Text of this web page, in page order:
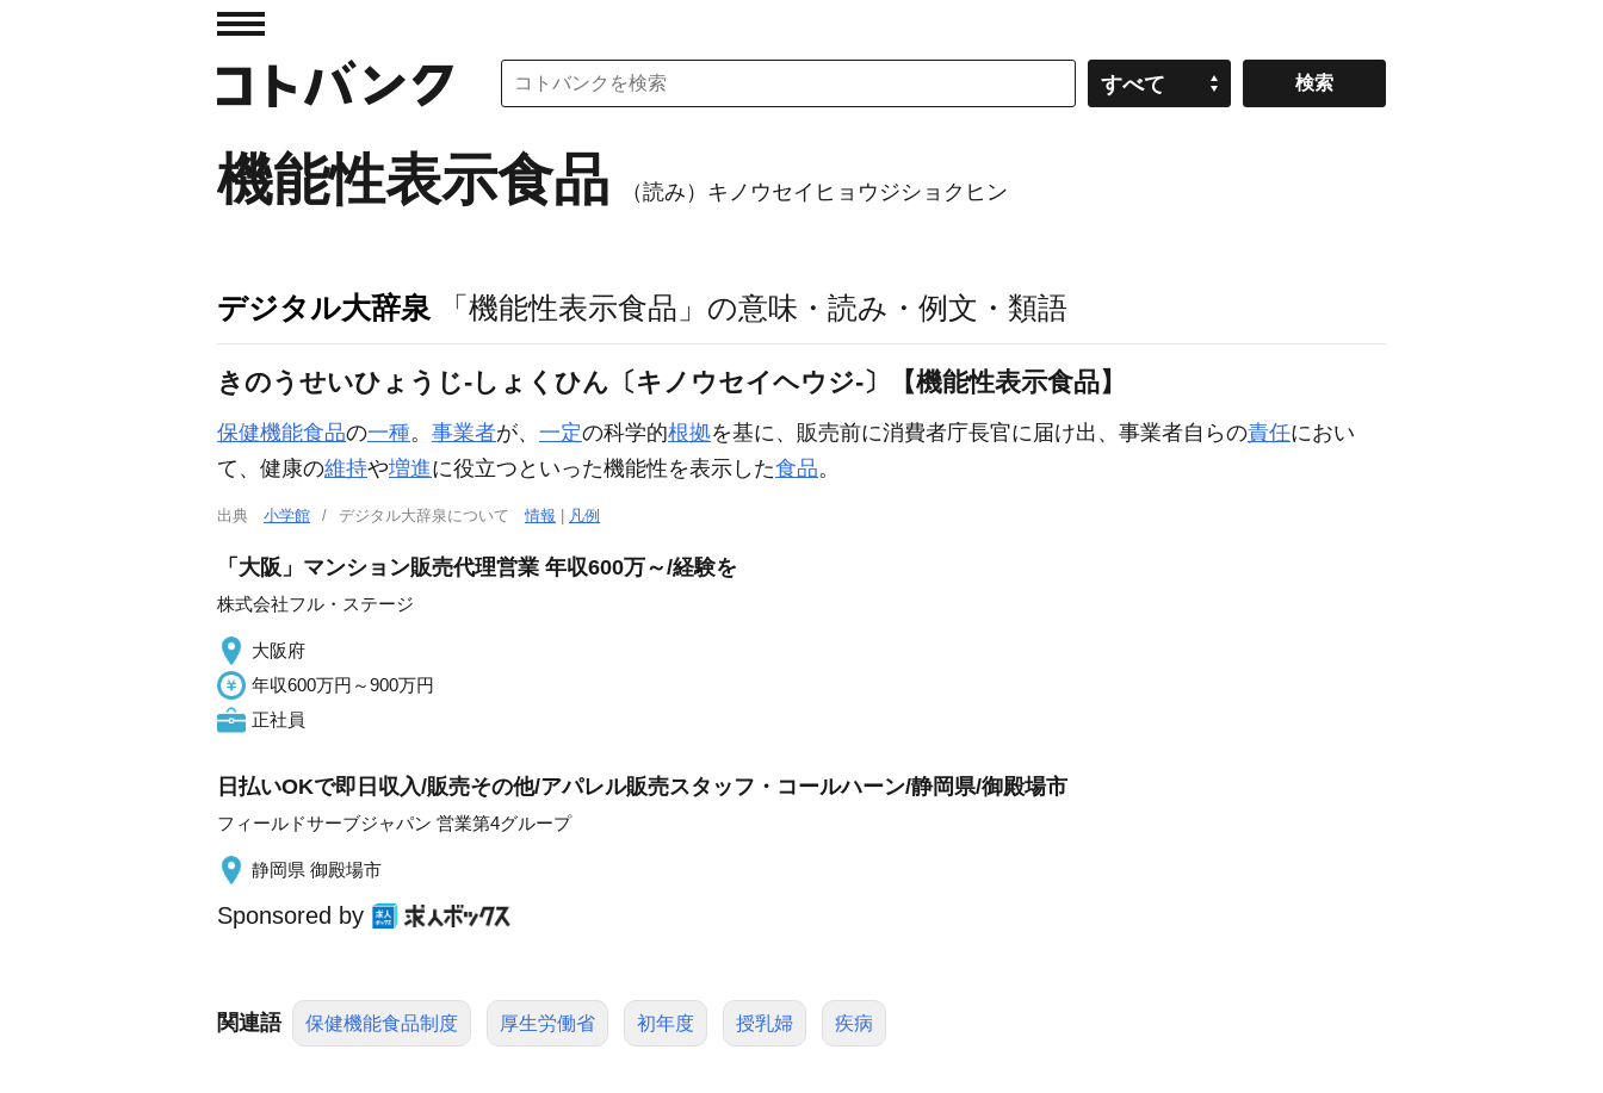
すべて
機能性表示食品 （読み）キノウセイヒョウジショクヒン
デジタル大辞泉 「機能性表示食品」の意味・読み・例文・類語
きのうせいひょうじ‐しょくひん〔キノウセイヘウジ‐〕【機能性表示食品】
保健機能食品の一種。 事業者が、 一定の科学的根拠を基に、販売前に消費者庁長官に届け出、事業者自らの責任におい
て、健康の維持や増進に役立つといった機能性を表示した食品。
出典 小学館 デジタル大辞泉について情報 凡例
「大阪」マンション販売代理営業 年収600万～/経験を
株式会社フル・ステージ
大阪府
年収600万円～900万円
正社員
日払いOKで即日収入/販売その他/アパレル販売スタッフ・コールハーン/静岡県/御殿場市
フィールドサーブジャパン 営業第4グループ
静岡県 御殿場市
Sponsored by
関連語 保健機能食品制度 厚生労働省 初年度 授乳婦 疾病